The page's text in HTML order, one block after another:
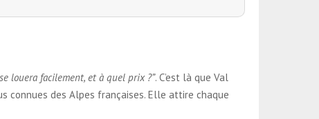
louera facilement, et à quel prix ?”. C’est là que Val
connues des Alpes françaises. Elle attire chaque